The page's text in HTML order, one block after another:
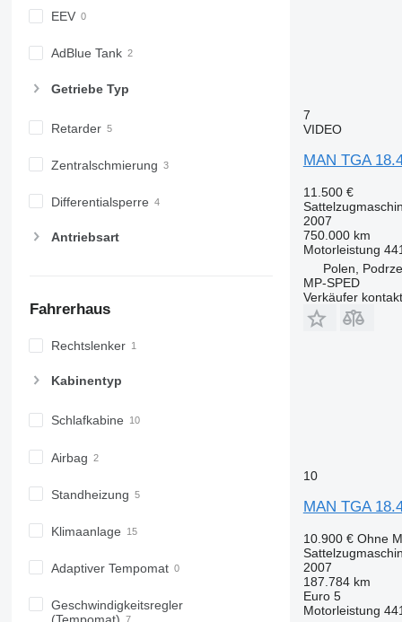
EEV
AdBlue Tank
Getriebe Typ
Retarder
Zentralschmierung
Differentialsperre
Antriebsart
Fahrerhaus
Rechtslenker
Kabinentyp
Schlafkabine
Airbag
Standheizung
Klimaanlage
Adaptiver Tempomat
Geschwindigkeitsregler
7
VIDEO
MAN TGA
11.500 €
2007
750.000 km
Motorleistung
Polen,
MP-SPED
Verkäufer
10
MAN TGA
10.900 € Ohne
2007
187.784 km
Euro 5
Motorleistung